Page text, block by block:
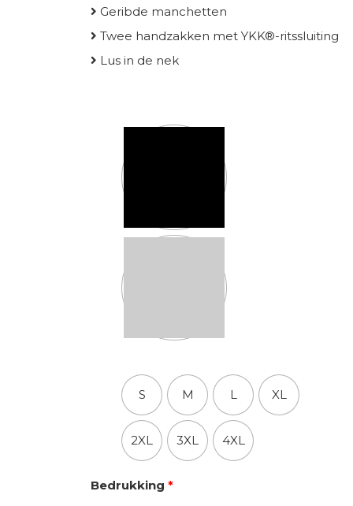
Geribde manchetten
Twee handzakken met YKK®-ritssluiting
Lus in de nek
S M L XL
2XL 3XL 4XL
Bedrukking *